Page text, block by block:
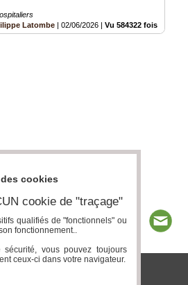
Latombe
02/06/2026 Vu 584322 fois
cookies
cookie de "traçage"
qualifiés de "fonctionnels" ou
fonctionnement..
vous pouvez toujours
ceux-ci dans votre navigateur.